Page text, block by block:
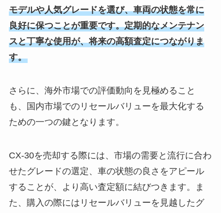
モデルや人気グレードを選び、車両の状態を常に
良好に保つことが重要です。定期的なメンテナン
スと丁寧な使用が、将来の高額査定につながりま
す。
さらに、海外市場での評価動向を見極めること
も、国内市場でのリセールバリューを最大化する
ための一つの鍵となります。
CX-30を売却する際には、市場の需要と流行に合わ
せたグレードの選定、車の状態の良さをアピール
することが、より高い査定額に結びつきます。ま
た、購入の際にはリセールバリューを見越したグ